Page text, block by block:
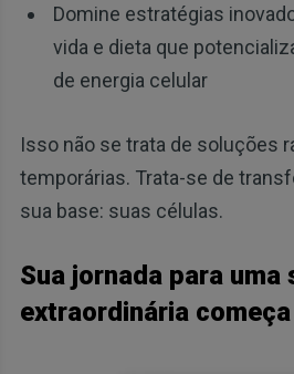
Domine estratégias
vida e dieta que
de energia celular
Isso não se trata de soluções
temporárias. Trata-se de
sua base: suas células.
Sua jornada para uma
extraordinária